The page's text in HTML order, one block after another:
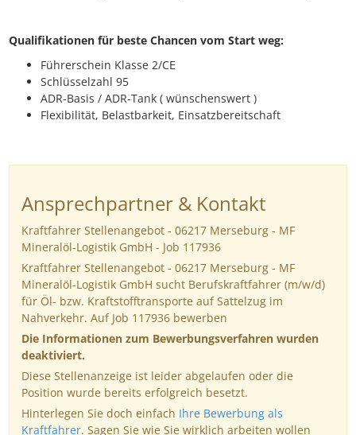
Qualifikationen für beste Chancen vom Start weg:
Führerschein Klasse 2/CE
Schlüsselzahl 95
ADR-Basis / ADR-Tank ( wünschenswert )
Flexibilität, Belastbarkeit, Einsatzbereitschaft
Ansprechpartner & Kontakt
Kraftfahrer Stellenangebot - 06217 Merseburg - MF
Mineralöl-Logistik GmbH - Job 117936
Kraftfahrer Stellenangebot - 06217 Merseburg - MF
Mineralöl-Logistik GmbH sucht Berufskraftfahrer (m/w/d)
für Öl- bzw. Kraftstofftransporte auf Sattelzug im
Nahverkehr. Auf Job 117936 bewerben
Die Informationen zum Bewerbungsverfahren wurden
deaktiviert.
Diese Stellenanzeige ist leider abgelaufen oder die
Position wurde bereits erfolgreich besetzt.
Hinterlegen Sie doch einfach Ihre Bewerbung als
Kraftfahrer. Sagen Sie wie Sie wirklich arbeiten wollen